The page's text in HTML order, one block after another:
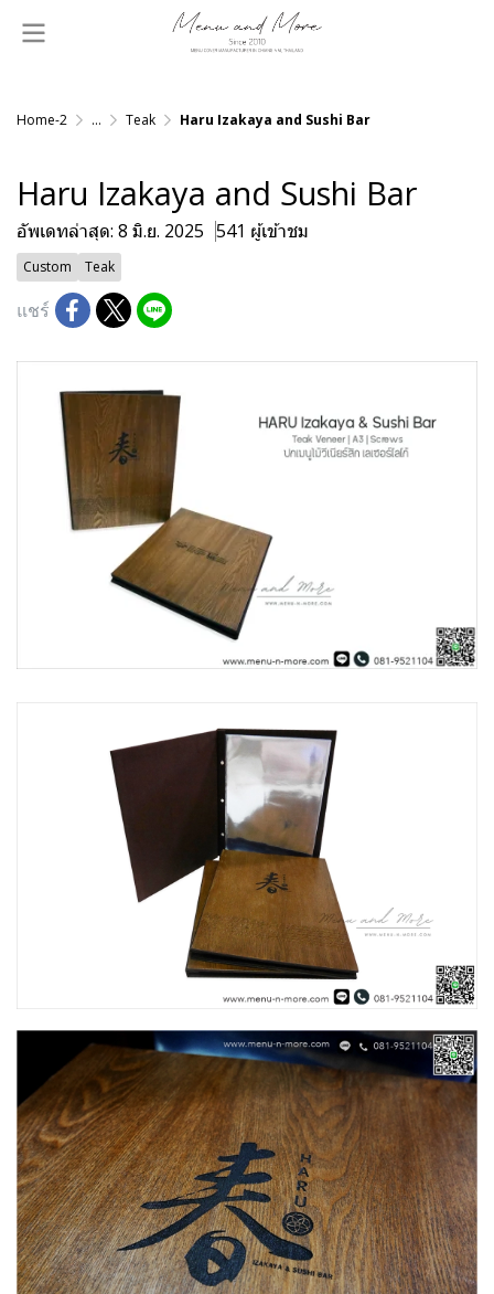
Home-2 ... Teak Haru Izakaya and Sushi Bar
Haru Izakaya and Sushi Bar
อัพเดทล่าสุด: 8 มิ.ย. 2025 541 ผู้เข้าชม
Custom Teak
แชร์